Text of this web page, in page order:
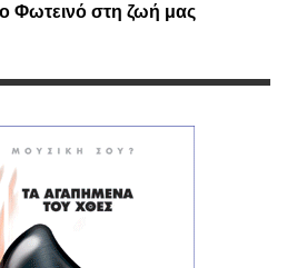
Φωτεινό στη ζωή μας